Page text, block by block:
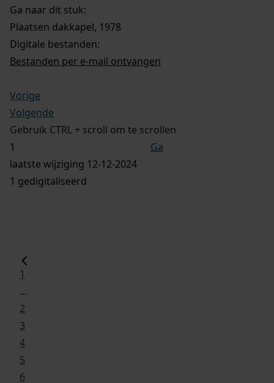
Ga naar dit stuk:
Plaatsen dakkapel, 1978
Digitale bestanden:
Bestanden per e-mail ontvangen
Vorige
Volgende
Gebruik CTRL + scroll om te scrollen
Ga
laatste wijziging 12-12-2024
1 gedigitaliseerd
1
...
2
3
4
5
6